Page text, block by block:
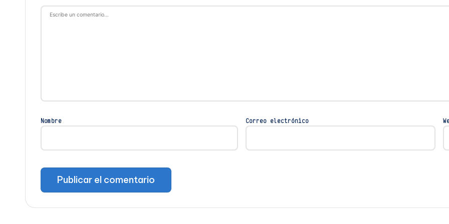
Nombre Correo electrónico